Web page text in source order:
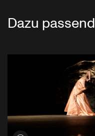
Dazu passend